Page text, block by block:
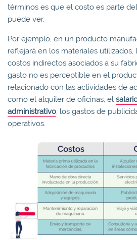
términos es que el costo es parte del
puede ver.
Por ejemplo, en un producto
reflejará en los materiales
costos indirectos asociados a su
gasto no es perceptible en el
relacionado con las actividades de
como el alquiler de oficinas, el
administrativo , los gastos de
operativos.